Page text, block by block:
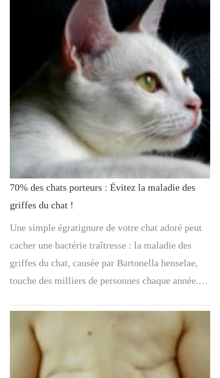
70% des chats porteurs : Évitez la maladie des
griffes du chat !
Une simple égratignure de votre chat adoré peut
cacher une bactérie traîtresse : la maladie des
griffes du chat, causée par Bartonella henselae,
touche des milliers de personnes chaque année.…